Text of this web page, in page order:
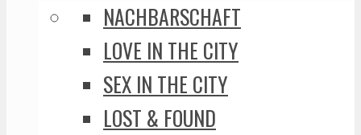
NACHBARSCHAFT
LOVE IN THE CITY
SEX IN THE CITY
LOST & FOUND